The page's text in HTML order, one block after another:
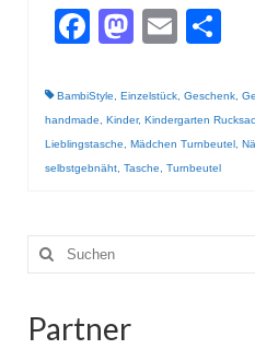
Sonstiges
Facebook
Email
BambiStyle, Einzelstück, Geschenk,
handmade, Kinder, Kindergarten
Lieblingstasche, Mädchen Turnbeutel ,
selbstgebnäht, Tasche, Turnbeutel
Suche
nach:
Partner